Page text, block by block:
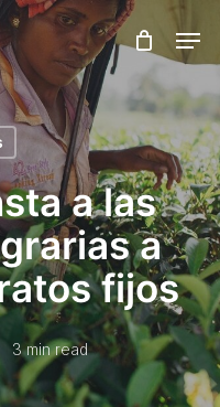
a las
a
fijos
3 min read